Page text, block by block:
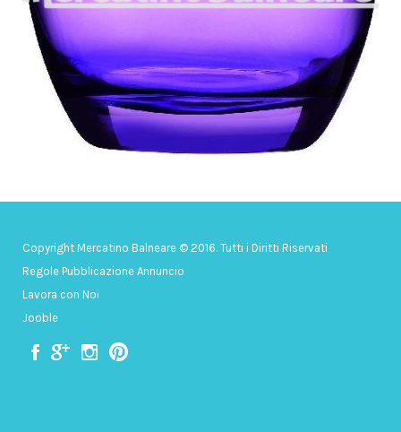
Copyright Mercatino Balneare © 2016. Tutti i Diritti Riservati
Regole Pubblicazione Annuncio
Lavora con Noi
Jooble